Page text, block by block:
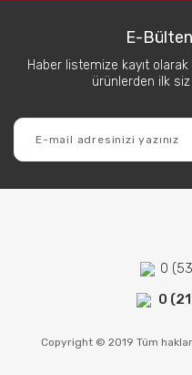
E-
Haber listemize kayıt
ürünlerden ilk
0
0
Copyright © 2019 Tüm